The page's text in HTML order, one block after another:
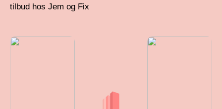
tilbud hos Jem og Fix